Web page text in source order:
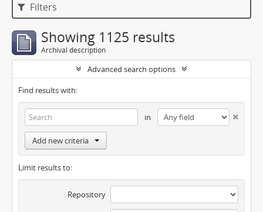
Filters
Showing 1125 results
Archival description
Advanced search options
Find results with:
in
Add new criteria
Limit results to:
Repository